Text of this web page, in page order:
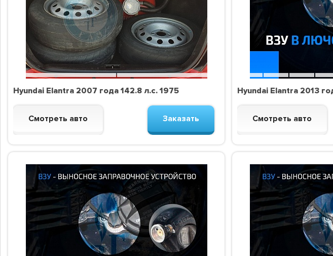
Hyundai Elantra 2007 года 142.8 л.с. 1975
Смотреть авто Заказать
Hyundai Elantra 2013
Смотреть авто